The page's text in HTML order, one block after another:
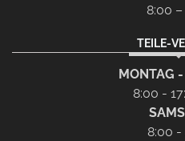
8:00 –
TEILE-
MONTAG
8:00 -
8:00 -